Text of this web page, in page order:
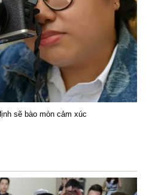
sẽ bào mòn cảm xúc